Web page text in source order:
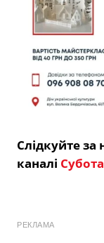
Слідкуйте
каналі
РЕКЛАМА